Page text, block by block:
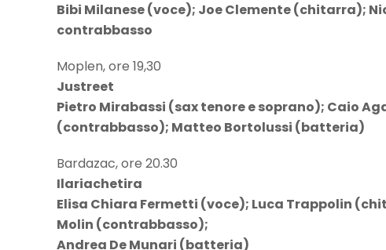
Bibi Milanese (voce); Joe Clemente (chitarra);
contrabbasso
Moplen, ore 19,30
Justreet
Pietro Mirabassi (sax tenore e soprano); Caio
(contrabbasso); Matteo Bortolussi (batteria)
Bardazac, ore 20.30
Ilariachetira
Elisa Chiara Fermetti (voce); Luca Trappolin
Molin (contrabbasso);
Andrea De Munari (batteria)